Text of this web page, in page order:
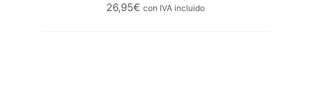
26,95€ con IVA incluido